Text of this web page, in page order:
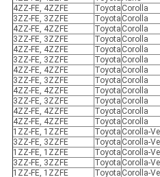
4ZZ-FE, 4ZZFE
Toyota Corolla
3ZZ-FE, 3ZZFE
Toyota Corolla
4ZZ-FE, 4ZZFE
Toyota Corolla
3ZZ-FE, 3ZZFE
Toyota Corolla
4ZZ-FE, 4ZZFE
Toyota Corolla
3ZZ-FE, 3ZZFE
Toyota Corolla
4ZZ-FE, 4ZZFE
Toyota Corolla
3ZZ-FE, 3ZZFE
Toyota Corolla
4ZZ-FE, 4ZZFE
Toyota Corolla
3ZZ-FE, 3ZZFE
Toyota Corolla
4ZZ-FE, 4ZZFE
Toyota Corolla
4ZZ-FE, 4ZZFE
Toyota Corolla
1ZZ-FE, 1ZZFE
Toyota Corolla-
3ZZ-FE, 3ZZFE
Toyota Corolla-
1ZZ-FE, 1ZZFE
Toyota Corolla-
3ZZ-FE, 3ZZFE
Toyota Corolla-
1ZZ-FE, 1ZZFE
Toyota Corolla-